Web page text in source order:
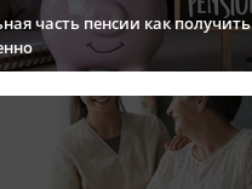
часть пенсии как получить